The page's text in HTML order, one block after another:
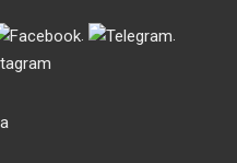
. .